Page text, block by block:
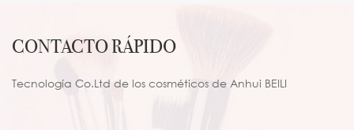
CONTACTO RÁPIDO
Tecnología Co.Ltd de los cosméticos de Anhui BEILI